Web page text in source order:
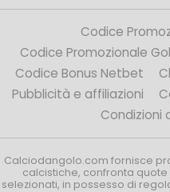
Codice
Codice Promozionale
Codice Bonus Netbet
Pubblicità e affiliazioni
Condizioni
Calciodangolo.com fornisce
calcistiche, confronta
selezionati, in possesso di